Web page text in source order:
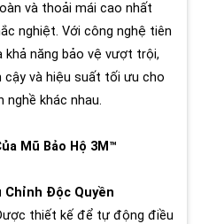
và thoải mái cao nhất
nghiệt. Với công nghệ tiên
khả năng bảo vệ vượt trội,
cậy và hiệu suất tối ưu cho
nghề khác nhau.
Mũ Bảo Hộ 3M™
Chỉnh Độc Quyền
thiết kế để tự động điều